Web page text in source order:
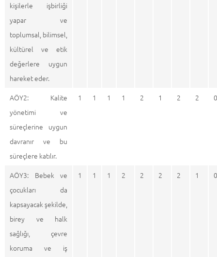
kişilerle işbirliği
yapar ve
toplumsal, bilimsel,
kültürel ve etik
değerlere uygun
hareket eder.
AÖY2: Kalite
yönetimi ve
süreçlerine uygun
davranır ve bu
süreçlere katılır.
1 1 1 1 2 1 2 2 0
AÖY3: Bebek ve
çocukları da
kapsayacak şekilde,
birey ve halk
sağlığı, çevre
koruma ve iş
1 1 1 2 2 2 2 1 0